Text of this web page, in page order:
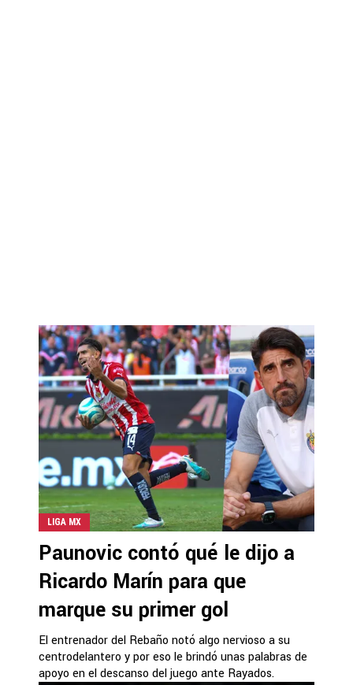
LIGA MX
Paunovic contó qué le dijo a
Ricardo Marín para que
marque su primer gol
El entrenador del Rebaño notó algo nervioso a su
centrodelantero y por eso le brindó unas palabras de
apoyo en el descanso del juego ante Rayados.